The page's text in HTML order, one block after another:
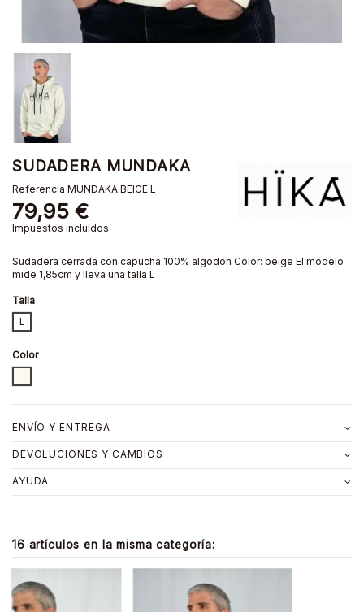
SUDADERA MUNDAKA
Referencia MUNDAKA.BEIGE.L
79,95 €
Impuestos incluidos
Sudadera cerrada con capucha 100% algodón Color: beige El modelo
mide 1,85cm y lleva una talla L
Talla
L
Color
ENVÍO Y ENTREGA
DEVOLUCIONES Y CAMBIOS
AYUDA
16 artículos en la misma categoría: